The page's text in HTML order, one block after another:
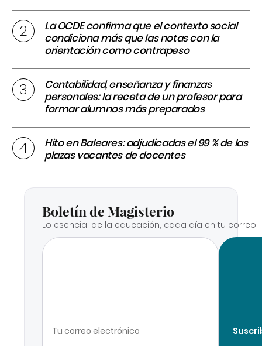
La OCDE confirma que el contexto social
condiciona más que las notas con la
orientación como contrapeso
Contabilidad, enseñanza y finanzas
personales: la receta de un profesor para
formar alumnos más preparados
Hito en Baleares: adjudicadas el 99 % de las
plazas vacantes de docentes
Boletín de Magisterio
Lo esencial de la educación, cada día en tu correo.